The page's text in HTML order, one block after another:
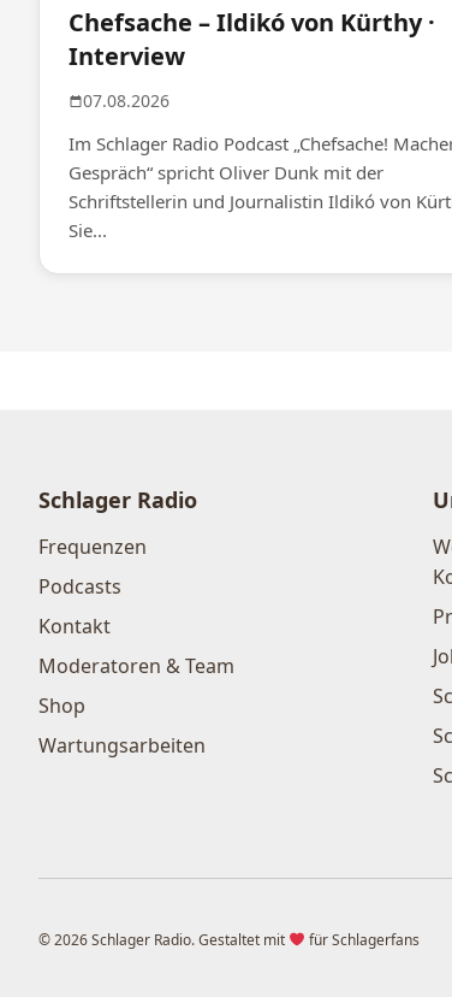
Chefsache – Ildikó von Kürthy ·
Interview
07.08.2026
Im Schlager Radio Podcast „Chefsache!
Gespräch“ spricht Oliver Dunk mit der
Schriftstellerin und Journalistin Ildikó von
Sie...
Schlager Radio
Frequenzen
Podcasts
Kontakt
Moderatoren & Team
Shop
Wartungsarbeiten
© 2026 Schlager Radio. Gestaltet mit für Schlagerfans